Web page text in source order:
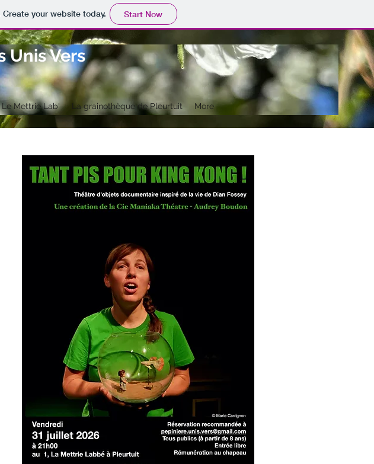
your website today. Start Now
Unis Vers
Le Mettrie Lab' La grainothèque de Pleurtuit More